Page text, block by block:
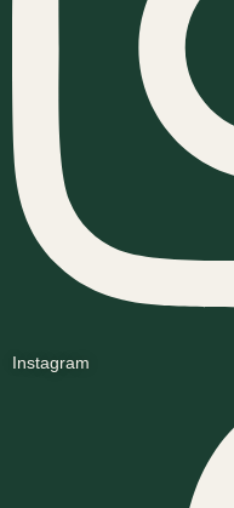
Instagram